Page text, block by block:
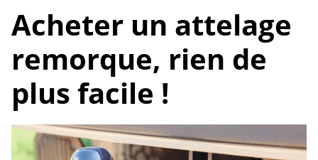
Acheter un attelage
remorque, rien de
plus facile !